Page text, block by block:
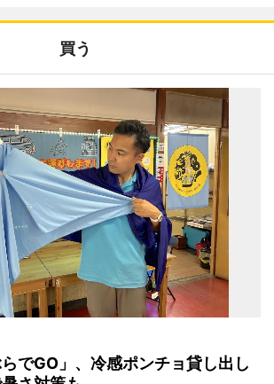
買う
でGO」、冷感ポンチョ貸し出し